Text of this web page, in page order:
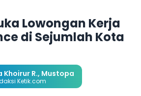
Lowongan Kerja
di Sejumlah Kota
Khoirur R., Mustopa
Ketik.com